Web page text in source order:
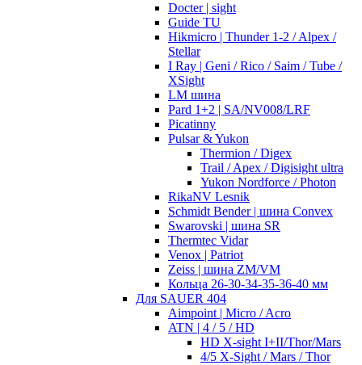
Docter | sight
Guide TU
Hikmicro | Thunder 1-2 / Alpex /
Stellar
I Ray | Geni / Rico / Saim / Tube /
XSight
LM шина
Pard 1+2 | SA/NV008/LRF
Picatinny
Pulsar & Yukon
Thermion / Digex
Trail / Apex / Digisight ultra
Yukon Nordforce / Photon
RikaNV Lesnik
Schmidt Bender | шина Convex
Swarovski | шина SR
Thermtec Vidar
Venox | Patriot
Zeiss | шина ZM/VM
Кольца 26-30-34-35-36-40 мм
Для SAUER 404
Aimpoint | Micro / Acro
ATN | 4 / 5 / HD
HD X-sight I+II/Thor/Mars
4/5 X-Sight / Mars / Thor